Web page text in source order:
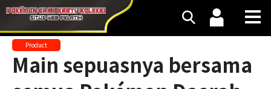
Product
Main sepuasnya bersama